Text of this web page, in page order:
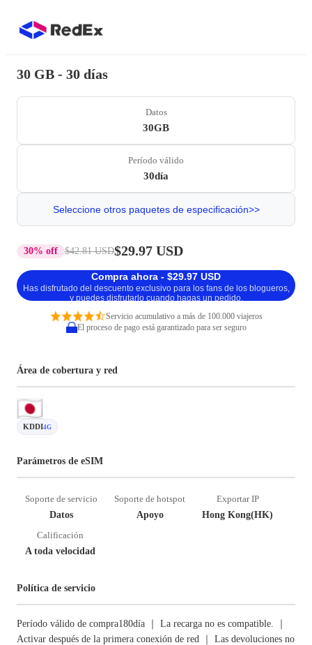
30 GB - 30 días
Datos
30GB
Período válido
30día
Seleccione otros paquetes de especificación>>
30% off $42.81 USD$29.97 USD
Compra ahora - $29.97 USD
Has disfrutado del descuento exclusivo para los fans de los blogueros,
y puedes disfrutarlo cuando hagas un pedido.
Servicio acumulativo a más de 100.000 viajeros
El proceso de pago está garantizado para ser seguro
Área de cobertura y red
KDDI4G
Parámetros de eSIM
Soporte de servicio
Datos
Soporte de hotspot
Apoyo
Exportar IP
Hong Kong(HK)
Calificación
A toda velocidad
Política de servicio
Período válido de compra180día ｜ La recarga no es compatible. ｜
Activar después de la primera conexión de red ｜ Las devoluciones no